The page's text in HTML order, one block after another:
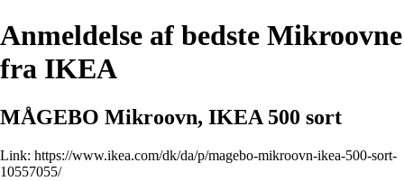
Anmeldelse af bedste Mikroovne
fra IKEA
MÅGEBO Mikroovn, IKEA 500 sort
Link: https://www.ikea.com/dk/da/p/magebo-mikroovn-ikea-500-sort-
10557055/